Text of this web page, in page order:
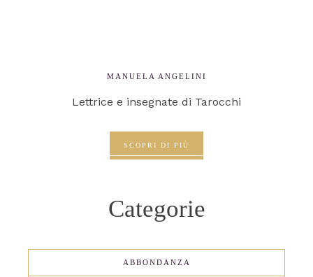
MANUELA ANGELINI
Lettrice e insegnate di Tarocchi
SCOPRI DI PIÙ
Categorie
ABBONDANZA